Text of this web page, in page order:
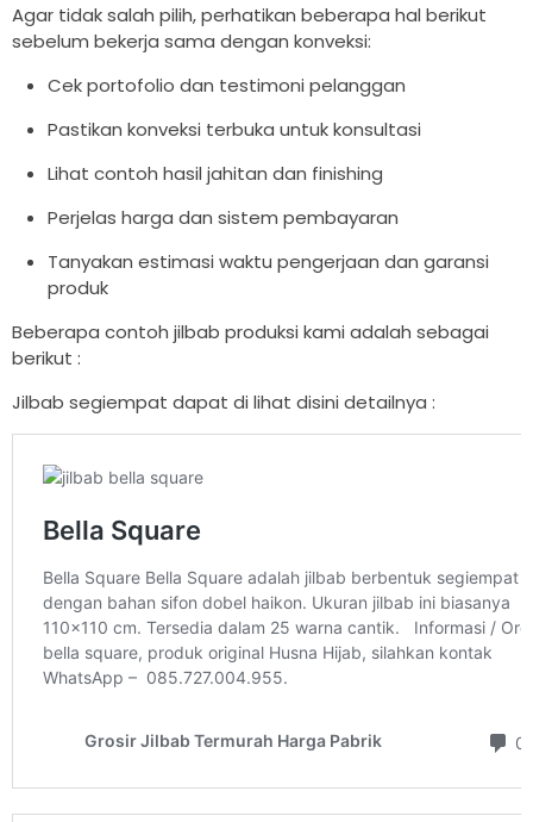
Agar tidak salah pilih, perhatikan beberapa hal berikut
sebelum bekerja sama dengan konveksi:
Cek portofolio dan testimoni pelanggan
Pastikan konveksi terbuka untuk konsultasi
Lihat contoh hasil jahitan dan finishing
Perjelas harga dan sistem pembayaran
Tanyakan estimasi waktu pengerjaan dan garansi
produk
Beberapa contoh jilbab produksi kami adalah sebagai
berikut :
Jilbab segiempat dapat di lihat disini detailnya :